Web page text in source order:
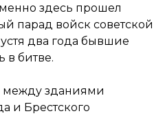
здесь прошел
парад войск советской
два года бывшие
в битве.
между зданиями
и Брестского